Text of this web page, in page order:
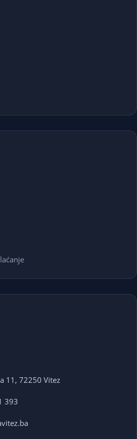
11, 72250 Vitez
393